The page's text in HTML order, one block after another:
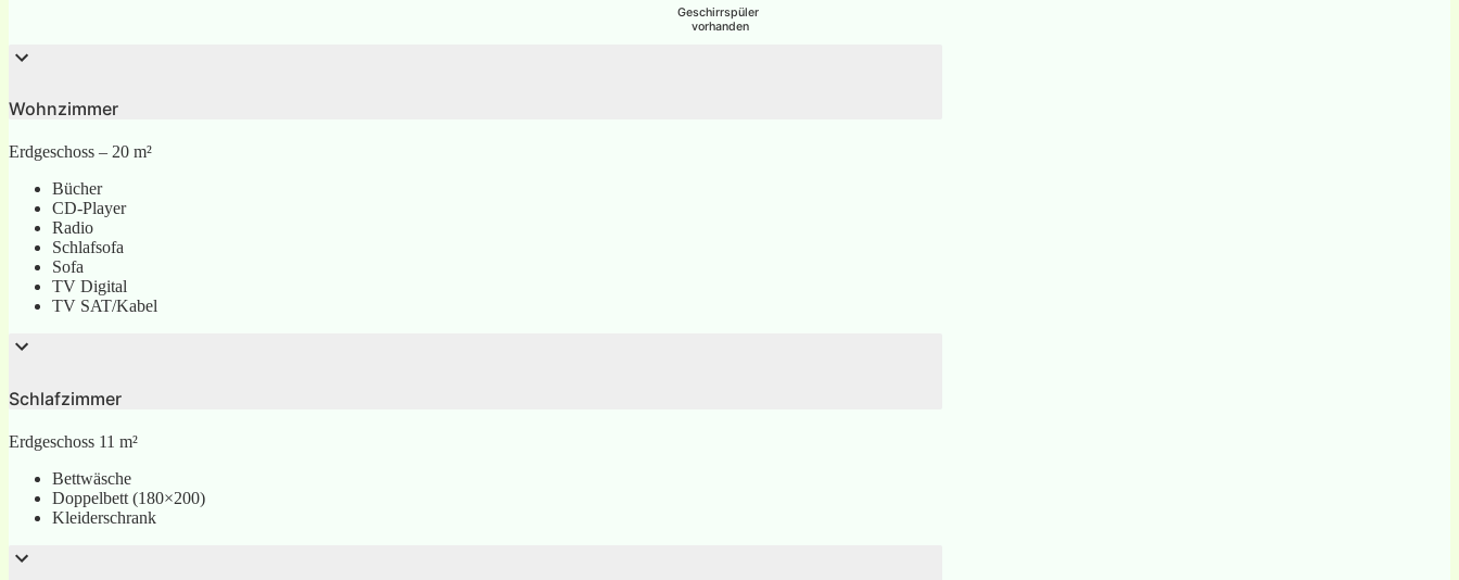
Geschirrspüler
vorhanden
Wohnzimmer
Erdgeschoss – 20 m²
Bücher
CD-Player
Radio
Schlafsofa
Sofa
TV Digital
TV SAT/Kabel
Schlafzimmer
Erdgeschoss 11 m²
Bettwäsche
Doppelbett (180×200)
Kleiderschrank